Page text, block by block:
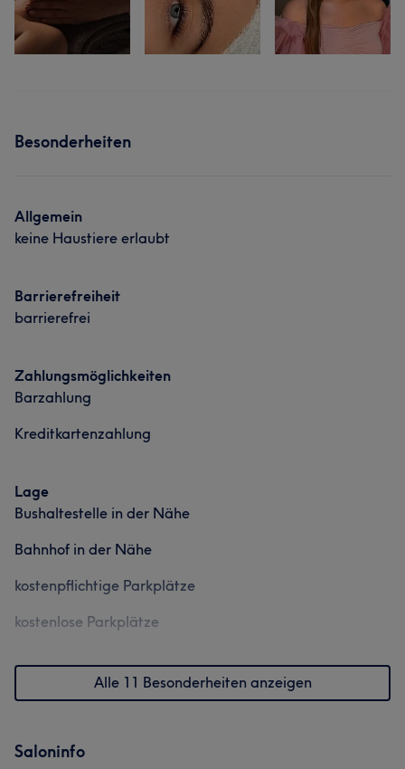
Besonderheiten
Allgemein
keine Haustiere erlaubt
Barrierefreiheit
barrierefrei
Zahlungsmöglichkeiten
Barzahlung
Kreditkartenzahlung
Lage
Bushaltestelle in der Nähe
Bahnhof in der Nähe
kostenpflichtige Parkplätze
kostenlose Parkplätze
Alle 11 Besonderheiten anzeigen
Saloninfo